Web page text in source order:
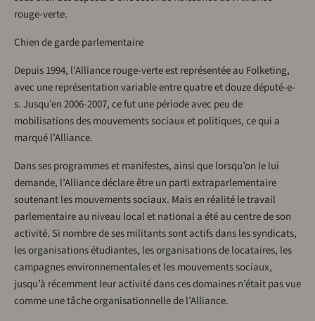
rouge-verte.
Chien de garde parlementaire
Depuis 1994, l’Alliance rouge-verte est représentée au Folketing,
avec une représentation variable entre quatre et douze député-e-
s. Jusqu’en 2006-2007, ce fut une période avec peu de
mobilisations des mouvements sociaux et politiques, ce qui a
marqué l’Alliance.
Dans ses programmes et manifestes, ainsi que lorsqu’on le lui
demande, l’Alliance déclare être un parti extraparlementaire
soutenant les mouvements sociaux. Mais en réalité le travail
parlementaire au niveau local et national a été au centre de son
activité. Si nombre de ses militants sont actifs dans les syndicats,
les organisations étudiantes, les organisations de locataires, les
campagnes environnementales et les mouvements sociaux,
jusqu’à récemment leur activité dans ces domaines n’était pas vue
comme une tâche organisationnelle de l’Alliance.